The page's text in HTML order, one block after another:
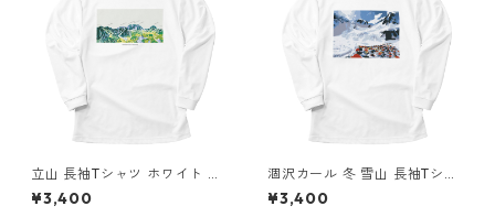
立山 長袖Tシャツ ホワイト ド
ライ 吸水速乾 山 登山 山Tシャ
ツ 山のイラスト
¥3,400
涸沢カール 冬 雪山 長袖Tシャ
ツ ホワイト ドライ 吸水速乾
山 登山 山Tシャツ 山のイラス
¥3,400